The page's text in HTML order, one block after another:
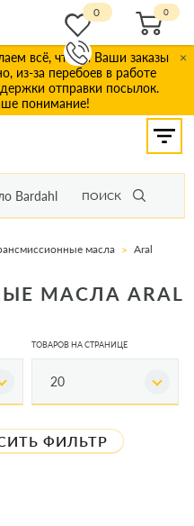
всё, чтобы Ваши заказы
из-за перебоев в работе
отправки посылок.
понимание!
×
ПОИСК
0
масла Aral
МАСЛА ARAL
ТОВАРОВ НА СТРАНИЦЕ
20
ФИЛЬТР